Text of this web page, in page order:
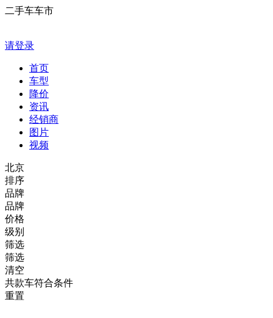
二手车车市
请登录
首页
车型
降价
资讯
经销商
图片
视频
北京
排序
品牌
品牌
价格
级别
筛选
筛选
清空
共款车符合条件
重置